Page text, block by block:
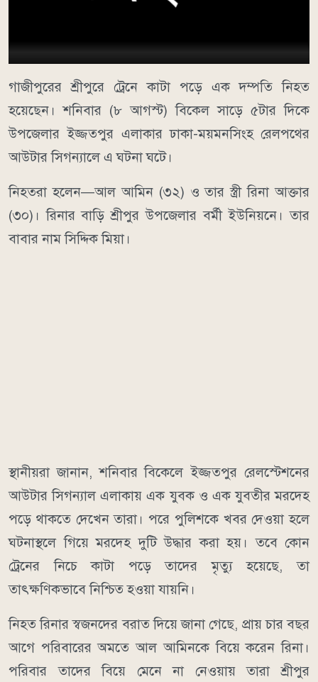
গাজীপুরের শ্রীপুরে ট্রেনে কাটা পড়ে এক দম্পতি নিহত
হয়েছেন। শনিবার (৮ আগস্ট) বিকেল সাড়ে ৫টার দিকে
উপজেলার ইজ্জতপুর এলাকার ঢাকা-ময়মনসিংহ রেলপথের
আউটার সিগন্যালে এ ঘটনা ঘটে।
নিহতরা হলেন—আল আমিন (৩২) ও তার স্ত্রী রিনা আক্তার
(৩০)। রিনার বাড়ি শ্রীপুর উপজেলার বর্মী ইউনিয়নে। তার
বাবার নাম সিদ্দিক মিয়া।
স্থানীয়রা জানান, শনিবার বিকেলে ইজ্জতপুর রেলস্টেশনের
আউটার সিগন্যাল এলাকায় এক যুবক ও এক যুবতীর মরদেহ
পড়ে থাকতে দেখেন তারা। পরে পুলিশকে খবর দেওয়া হলে
ঘটনাস্থলে গিয়ে মরদেহ দুটি উদ্ধার করা হয়। তবে কোন
ট্রেনের নিচে কাটা পড়ে তাদের মৃত্যু হয়েছে, তা
তাৎক্ষণিকভাবে নিশ্চিত হওয়া যায়নি।
নিহত রিনার স্বজনদের বরাত দিয়ে জানা গেছে, প্রায় চার বছর
আগে পরিবারের অমতে আল আমিনকে বিয়ে করেন রিনা।
পরিবার তাদের বিয়ে মেনে না নেওয়ায় তারা শ্রীপুর